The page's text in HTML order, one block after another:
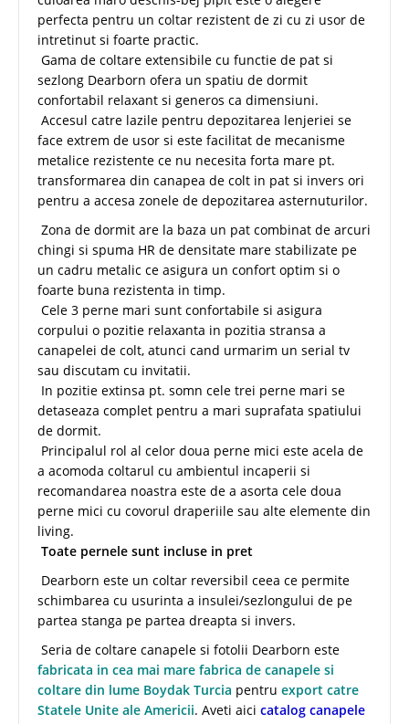
perfecta pentru un coltar rezistent de zi cu zi usor de
intretinut si foarte practic.
Gama de coltare extensibile cu functie de pat si
sezlong Dearborn ofera un spatiu de dormit
confortabil relaxant si generos ca dimensiuni.
Accesul catre lazile pentru depozitarea lenjeriei se
face extrem de usor si este facilitat de mecanisme
metalice rezistente ce nu necesita forta mare pt.
transformarea din canapea de colt in pat si invers ori
pentru a accesa zonele de depozitarea asternuturilor.
Zona de dormit are la baza un pat combinat de arcuri
chingi si spuma HR de densitate mare stabilizate pe
un cadru metalic ce asigura un confort optim si o
foarte buna rezistenta in timp.
Cele 3 perne mari sunt confortabile si asigura
corpului o pozitie relaxanta in pozitia stransa a
canapelei de colt, atunci cand urmarim un serial tv
sau discutam cu invitatii.
In pozitie extinsa pt. somn cele trei perne mari se
detaseaza complet pentru a mari suprafata spatiului
de dormit.
Principalul rol al celor doua perne mici este acela de
a acomoda coltarul cu ambientul incaperii si
recomandarea noastra este de a asorta cele doua
perne mici cu covorul draperiile sau alte elemente din
living.
Toate pernele sunt incluse in pret
Dearborn este un coltar reversibil ceea ce permite
schimbarea cu usurinta a insulei/sezlongului de pe
partea stanga pe partea dreapta si invers.
Seria de coltare canapele si fotolii Dearborn este
fabricata in cea mai mare fabrica de canapele si
coltare din lume Boydak Turcia pentru export catre
Statele Unite ale Americii. Aveti aici catalog canapele